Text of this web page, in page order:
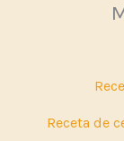
Receta de